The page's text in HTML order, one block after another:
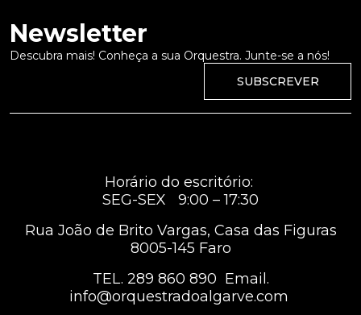
Newsletter
Descubra mais! Conheça a sua Orquestra. Junte-se a nós!
SUBSCREVER
Horário do escritório:
SEG-SEX 9:00 – 17:30
Rua João de Brito Vargas, Casa das Figuras
8005-145 Faro
TEL. 289 860 890 Email.
info@orquestradoalgarve.com